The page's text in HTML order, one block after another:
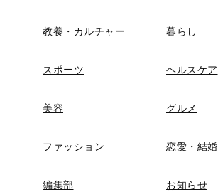
教養・カルチャー 暮らし
スポーツ ヘルスケア
美容 グルメ
ファッション 恋愛・結婚
編集部 お知らせ